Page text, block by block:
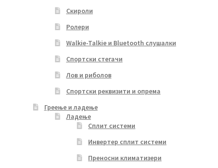
Скироли
Ролери
Walkie-Talkie и Bluetooth слушалки
Спортски стегачи
Лов и риболов
Спортски реквизити и опрема
Греење и ладење
Ладење
Сплит системи
Инвертер сплит системи
Преносни климатизери